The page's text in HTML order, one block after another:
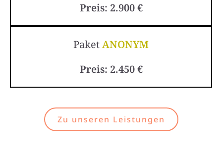
Preis: 2.900 €
PaketANONYM
Preis: 2.450 €
Zu unseren Leistungen